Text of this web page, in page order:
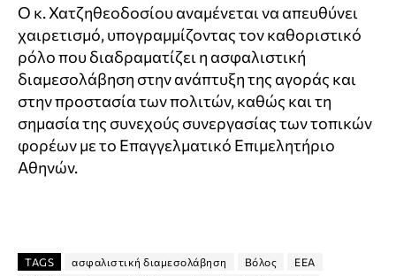
Ο κ. Χατζηθεοδοσίου αναμένεται να απευθύνει
χαιρετισμό, υπογραμμίζοντας τον καθοριστικό
ρόλο που διαδραματίζει η ασφαλιστική
διαμεσολάβηση στην ανάπτυξη της αγοράς και
στην προστασία των πολιτών, καθώς και τη
σημασία της συνεχούς συνεργασίας των τοπικών
φορέων με το Επαγγελματικό Επιμελητήριο
Αθηνών.
TAGS ασφαλιστική διαμεσολάβηση Βόλος
ΕΕΑ